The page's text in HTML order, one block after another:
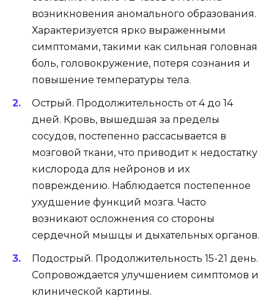
возникновения аномального образования.
Характеризуется ярко выраженными
симптомами, такими как сильная головная
боль, головокружение, потеря сознания и
повышение температуры тела.
Острый. Продолжительность от 4 до 14
дней. Кровь, вышедшая за пределы
сосудов, постепенно рассасывается в
мозговой ткани, что приводит к недостатку
кислорода для нейронов и их
повреждению. Наблюдается постепенное
ухудшение функций мозга. Часто
возникают осложнения со стороны
сердечной мышцы и дыхательных органов.
Подострый. Продолжительность 15-21 день.
Сопровождается улучшением симптомов и
клинической картины.